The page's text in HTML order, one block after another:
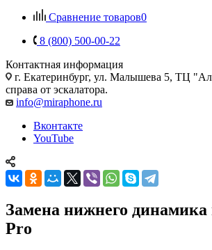
Сравнение товаров0
8 (800) 500-00-22
Контактная информация
г. Екатеринбург, ул. Малышева 5, ТЦ
справа от эскалатора.
info@miraphone.ru
Вконтакте
YouTube
Замена нижнего динамика
Pro